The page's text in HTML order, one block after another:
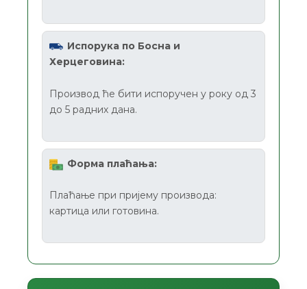
Испорука по Босна и
Херцеговина:
Производ ће бити испоручен у року од 3
до 5 радних дана.
Форма плаћања:
Плаћање при пријему производа:
картица или готовина.